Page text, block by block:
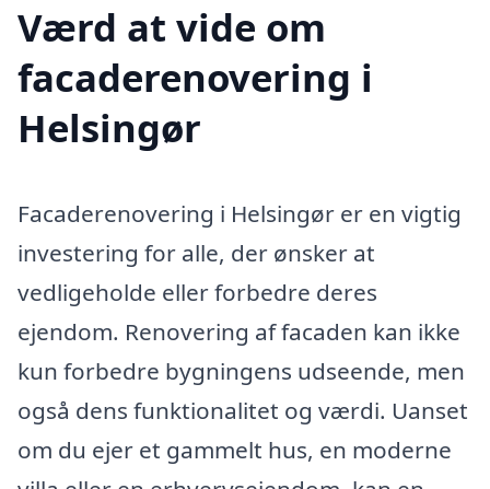
Værd at vide om
facaderenovering i
Helsingør
Facaderenovering i Helsingør er en vigtig
investering for alle, der ønsker at
vedligeholde eller forbedre deres
ejendom. Renovering af facaden kan ikke
kun forbedre bygningens udseende, men
også dens funktionalitet og værdi. Uanset
om du ejer et gammelt hus, en moderne